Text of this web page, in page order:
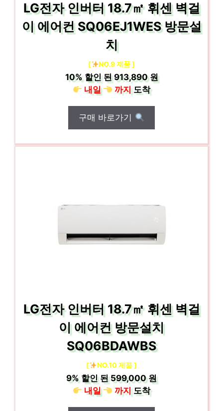
LG전자 인버터 18.7㎡ 휘센 벽걸
이 에어컨 SQ06EJ1WES 방문설
치
[ NO.9 제품 ]
10%할인 된913,890 원
내일
까지도착
구매 바로가기
LG전자 인버터 18.7㎡ 휘센 벽걸
이 에어컨 방문설치
SQ06BDAWBS
[ NO.10 제품 ]
9%할인 된599,000 원
내일
까지도착